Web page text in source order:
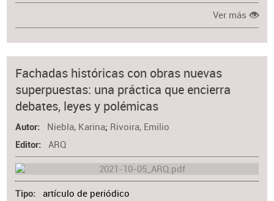
Ver más
Fachadas históricas con obras nuevas
superpuestas: una práctica que encierra
debates, leyes y polémicas
Autor Niebla, Karina; Rivoira, Emilio
Editor ARQ
Tipo artículo de periódico